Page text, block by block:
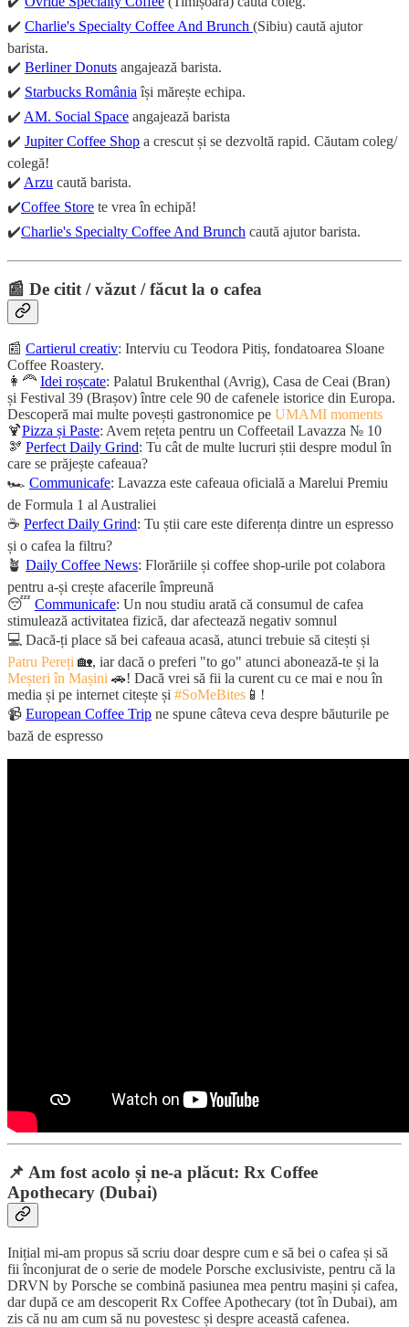
✔️ Charlie's Specialty Coffee And Brunch (Sibiu) caută ajutor
barista.
✔️ Berliner Donuts angajează barista.
✔️ Starbucks România își mărește echipa.
✔️ AM. Social Space angajează barista
✔️ Jupiter Coffee Shop a crescut și se dezvoltă rapid. Căutam coleg/
colegă!
✔️ Arzu caută barista.
✔️Coffee Store te vrea în echipă!
✔️Charlie's Specialty Coffee And Brunch caută ajutor barista.
📰 De citit / văzut / făcut la o cafea
📰 Cartierul creativ: Interviu cu Teodora Pitiș, fondatoarea Sloane
Coffee Roastery.
👩‍🦰 Idei roșcate: Palatul Brukenthal (Avrig), Casa de Ceai (Bran)
și Festival 39 (Brașov) între cele 90 de cafenele istorice din Europa.
Descoperă mai multe povești gastronomice pe UMAMI moments
🍹Pizza și Paste: Avem rețeta pentru un Coffeetail Lavazza № 10
🫘 Perfect Daily Grind: Tu cât de multe lucruri știi despre modul în
care se prăjește cafeaua?
🏎️ Communicafe: Lavazza este cafeaua oficială a Marelui Premiu
de Formula 1 al Australiei
☕ Perfect Daily Grind: Tu știi care este diferența dintre un espresso
și o cafea la filtru?
🪴 Daily Coffee News: Florăriile și coffee shop-urile pot colabora
pentru a-și crește afacerile împreună
😴 Communicafe: Un nou studiu arată că consumul de cafea
stimulează activitatea fizică, dar afectează negativ somnul
💻 Dacă-ți place să bei cafeaua acasă, atunci trebuie să citești și
Patru Pereți 🏡, iar dacă o preferi "to go" atunci abonează-te și la
Meșteri în Mașini 🚗! Dacă vrei să fii la curent cu ce mai e nou în
media și pe internet citește și #SoMeBites 📱!
📹 European Coffee Trip ne spune câteva ceva despre băuturile pe
bază de espresso
📌 Am fost acolo și ne-a plăcut: Rx Coffee
Apothecary (Dubai)
Inițial mi-am propus să scriu doar despre cum e să bei o cafea și să
fii înconjurat de o serie de modele Porsche exclusiviste, pentru că la
DRVN by Porsche se combină pasiunea mea pentru mașini și cafea,
dar după ce am descoperit Rx Coffee Apothecary (tot în Dubai), am
zis că nu am cum să nu povestesc și despre această cafenea.